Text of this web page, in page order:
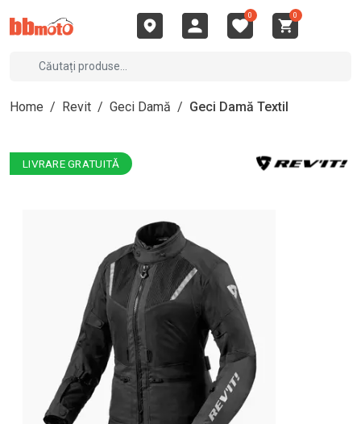
0 0
Home / Revit / Geci Damă / Geci Damă Textil
LIVRARE GRATUITĂ